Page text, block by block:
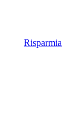
Risparmia